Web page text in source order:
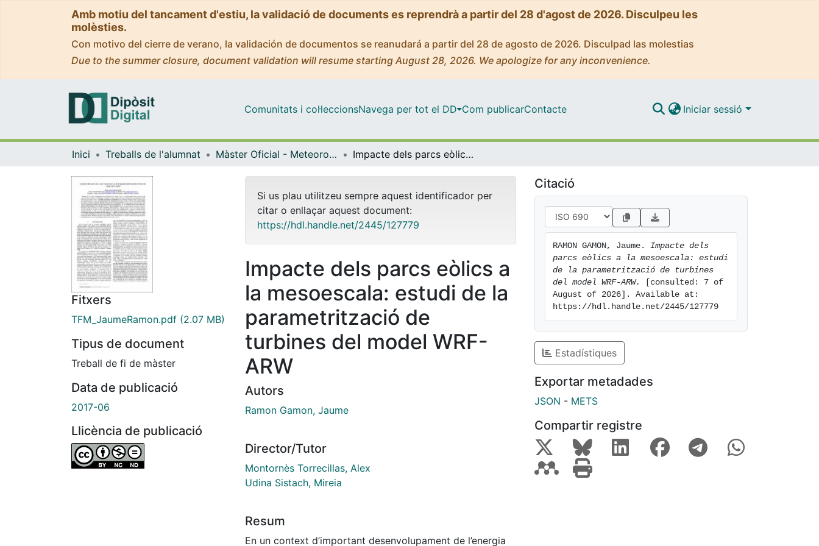
Amb motiu del tancament d'estiu, la validació de documents es reprendrà a partir del 28 d'agost de 2026. Disculpeu les
molèsties.
Con motivo del cierre de verano, la validación de documentos se reanudará a partir del 28 de agosto de 2026. Disculpad las molestias
Due to the summer closure, document validation will resume starting August 28, 2026. We apologize for any inconvenience.
Comunitats i col·leccionsNavega per tot el DD Com publicarContacte Iniciar sessió
Inici Treballs de l'alumnat Màster Oficial - Meteorologia Impacte dels parcs eòlics a la mesoescala: estudi de la parametrització de turbines del model WRF-ARW
Fitxers
TFM_JaumeRamon.pdf (2.07 MB)
Tipus de document
Treball de fi de màster
Data de publicació
2017-06
Llicència de publicació
Si us plau utilitzeu sempre aquest identificador per
citar o enllaçar aquest document:
https://hdl.handle.net/2445/127779
Impacte dels parcs eòlics a
la mesoescala: estudi de la
parametrització de
turbines del model WRF-
ARW
Autors
Ramon Gamon, Jaume
Director/Tutor
Montornès Torrecillas, Alex
Udina Sistach, Mireia
Resum
En un context d’important desenvolupament de l’energia
Citació
RAMON GAMON, Jaume. Impacte dels
parcs eòlics a la mesoescala: estudi
de la parametrització de turbines
del model WRF-ARW.
[consulted: 7 of
August of 2026]. Available at:
https://hdl.handle.net/2445/127779
Estadístiques
Exportar metadades
JSON - METS
Compartir registre